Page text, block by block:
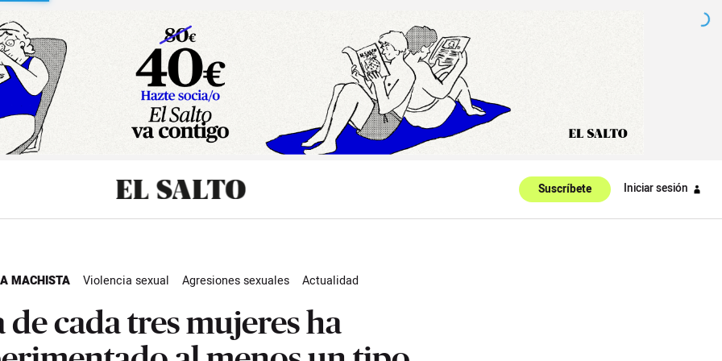
Suscríbete Iniciar sesión
MACHISTA Violencia sexual Agresiones sexuales Actualidad
de cada tres mujeres ha